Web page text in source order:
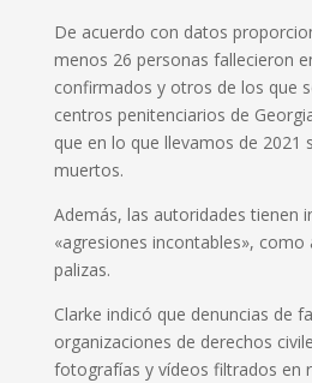
De acuerdo con datos
menos 26 personas fallecieron
confirmados y otros de los que
centros penitenciarios de
que en lo que llevamos de 2021
muertos.
Además, las autoridades tienen
«agresiones incontables»,
palizas.
Clarke indicó que denuncias de
organizaciones de derechos
fotografías y vídeos filtrados en